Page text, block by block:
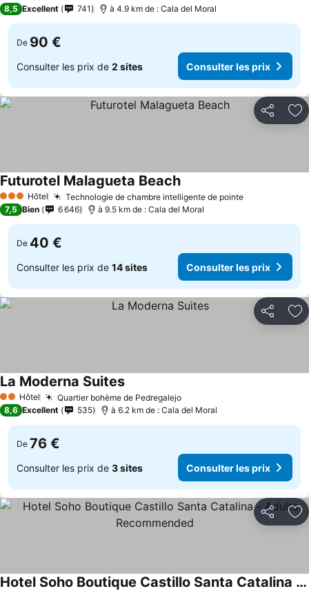
8,5 Excellent 741 à 4.9 km de : Cala del Moral
De 90 €
Consulter les prix de 2 sites Consulter les prix
Partager
3 ÉtoilesHôtel Technologie de chambre intelligente de pointeConsulter
Futurotel Malagueta BeachConsulter les prix
7,5 Bien 6 646 à 9.5 km de : Cala del Moral
De 40 €
Consulter les prix de 14 sites Consulter les prix
Partager
2 Étoiles
Hôtel Quartier bohème de PedregalejoConsulter les prix
La Moderna SuitesConsulter les prix
8,6 Excellent 535 à 6.2 km de : Cala del Moral
De 76 €
Consulter les prix de 3 sites Consulter les prix
Partager
Hotel Soho Boutique Castillo Santa Catalina - Adults Recommended